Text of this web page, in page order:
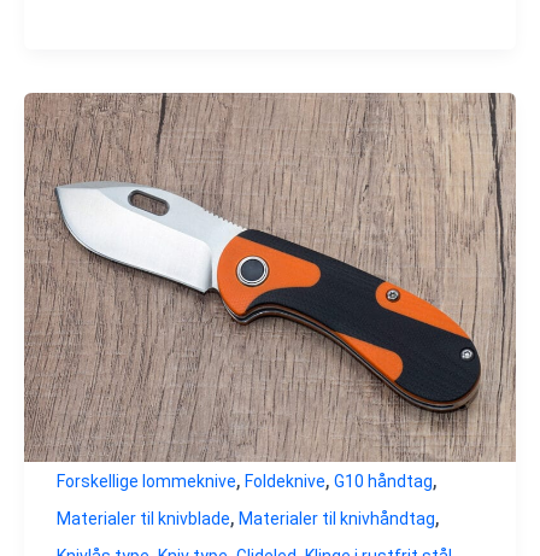
Forskellige lommeknive, Foldeknive, G10 håndtag,
Materialer til knivblade, Materialer til knivhåndtag,